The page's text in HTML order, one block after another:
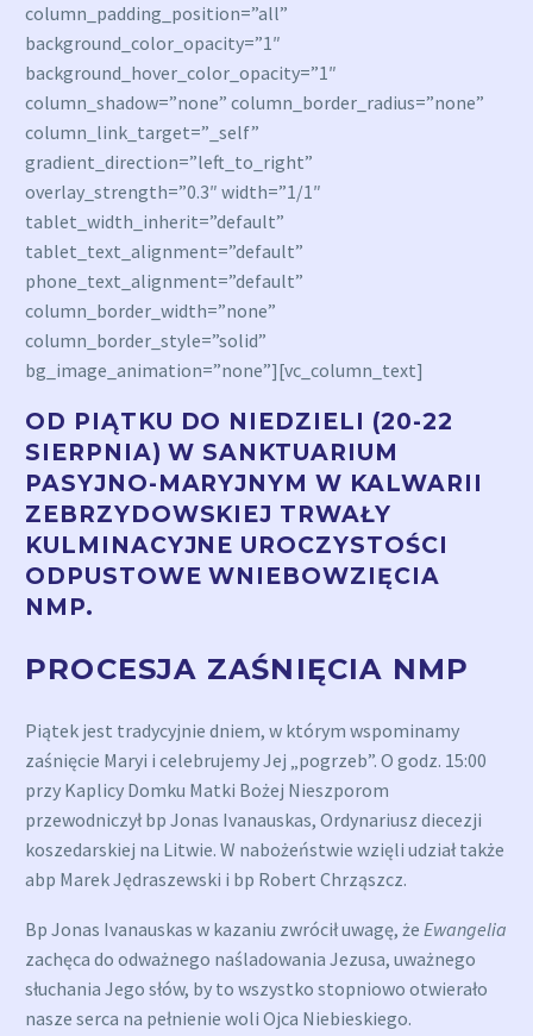
column_padding_position=”all”
background_color_opacity=”1″
background_hover_color_opacity=”1″
column_shadow=”none” column_border_radius=”none”
column_link_target=”_self”
gradient_direction=”left_to_right”
overlay_strength=”0.3″ width=”1/1″
tablet_width_inherit=”default”
tablet_text_alignment=”default”
phone_text_alignment=”default”
column_border_width=”none”
column_border_style=”solid”
bg_image_animation=”none”][vc_column_text]
OD PIĄTKU DO NIEDZIELI (20-22
SIERPNIA) W SANKTUARIUM
PASYJNO-MARYJNYM W KALWARII
ZEBRZYDOWSKIEJ TRWAŁY
KULMINACYJNE UROCZYSTOŚCI
ODPUSTOWE WNIEBOWZIĘCIA
NMP.
PROCESJA ZAŚNIĘCIA NMP
Piątek jest tradycyjnie dniem, w którym wspominamy
zaśnięcie Maryi i celebrujemy Jej „pogrzeb”. O godz. 15:00
przy Kaplicy Domku Matki Bożej Nieszporom
przewodniczył bp Jonas Ivanauskas, Ordynariusz diecezji
koszedarskiej na Litwie. W nabożeństwie wzięli udział także
abp Marek Jędraszewski i bp Robert Chrząszcz.
Bp Jonas Ivanauskas w kazaniu zwrócił uwagę, że Ewangelia
zachęca do odważnego naśladowania Jezusa, uważnego
słuchania Jego słów, by to wszystko stopniowo otwierało
nasze serca na pełnienie woli Ojca Niebieskiego.